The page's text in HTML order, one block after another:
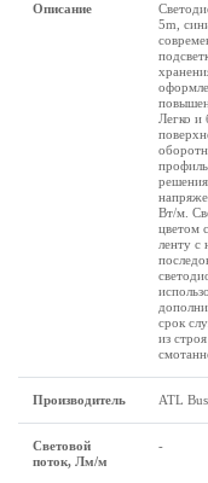
Описание
5m,
Легко и
Вт/м.
цветом
ленту с
срок
из
Производитель ATL
Световой
поток, Лм/м
-